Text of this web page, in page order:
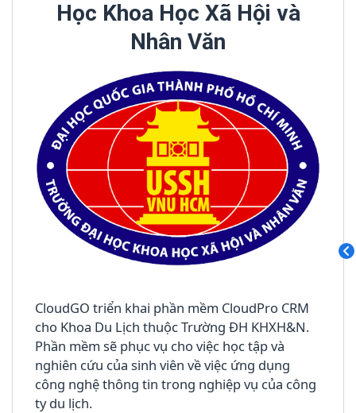
Học Khoa Học Xã Hội và
Nhân Văn
CloudGO triển khai phần mềm CloudPro CRM
cho Khoa Du Lịch thuộc Trường ĐH KHXH&N.
Phần mềm sẽ phục vụ cho việc học tập và
nghiên cứu của sinh viên về việc ứng dụng
công nghệ thông tin trong nghiệp vụ của công
ty du lịch.